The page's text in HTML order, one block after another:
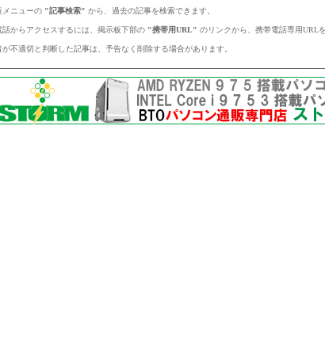
メニューの "記事検索" から、過去の記事を検索できます。
話からアクセスするには、掲示板下部の "携帯用URL" のリンクから、携帯電話専用URL
が不適切と判断した記事は、予告なく削除する場合があります。